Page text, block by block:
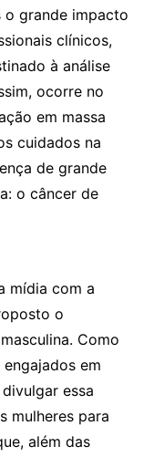
o grande impacto
clínicos,
à análise
ocorre no
em massa
cuidados na
de grande
o câncer de
mídia com a
o
Como
em
essa
mulheres para
além das